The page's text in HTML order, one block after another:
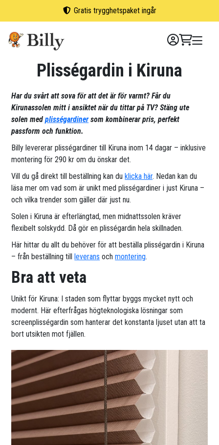
Gratis trygghetspaket ingår
Plisségardin i Kiruna
Har du svårt att sova för att det är för varmt? Får du
Kirunassolen mitt i ansiktet när du tittar på TV? Stäng ute
solen medplisségardinersom kombinerar pris, perfekt
passform och funktion.
Billy levererar plisségardiner till Kiruna inom 14 dagar – inklusive
montering för 290 kr om du önskar det.
Vill du gå direkt till beställning kan duklicka här. Nedan kan du
läsa mer om vad som är unikt med plisségardiner i just Kiruna –
och vilka trender som gäller där just nu.
Solen i Kiruna är efterlängtad, men midnattssolen kräver
flexibelt solskydd. Då gör en plisségardin hela skillnaden.
Här hittar du allt du behöver för att beställa plisségardin i Kiruna
– från beställning tillleverans ochmontering.
Bra att veta
Unikt för Kiruna: I staden som flyttar byggs mycket nytt och
modernt. Här efterfrågas högteknologiska lösningar som
screenplisségardin som hanterar det konstanta ljuset utan att ta
bort utsikten mot fjällen.